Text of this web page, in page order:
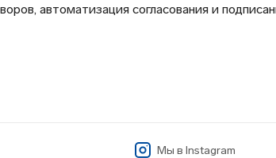
автоматизация согласования и
Мы в Instagram